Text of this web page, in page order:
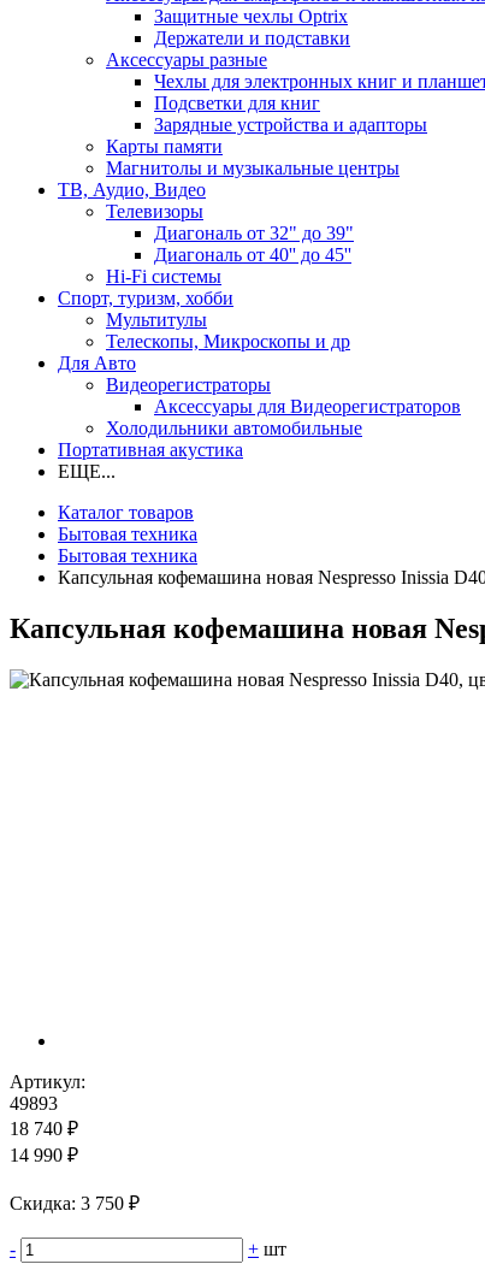
Защитные чехлы Optrix
Держатели и подставки
Аксессуары разные
Чехлы для электронных книг и
Подсветки для книг
Зарядные устройства и адапторы
Карты памяти
Магнитолы и музыкальные центры
ТВ, Аудио, Видео
Телевизоры
Диагональ от 32" до 39"
Диагональ от 40'' до 45''
Hi-Fi системы
Спорт, туризм, хобби
Мультитулы
Телескопы, Микроскопы и др
Для Авто
Видеорегистраторы
Аксессуары для Видеорегистраторов
Холодильники автомобильные
Портативная акустика
ЕЩЕ...
Каталог товаров
Бытовая техника
Бытовая техника
Капсульная кофемашина новая Nespresso Inissia
Капсульная кофемашина новая
Артикул:
49893
18 740 ₽
14 990 ₽
Cкидка: 3 750 ₽
- + шт